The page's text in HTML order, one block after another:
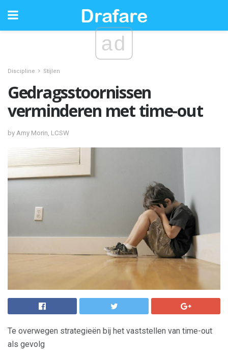
ad
Discipline Stijlen
Gedragsstoornissen
verminderen met time-out
by Amy Morin, LCSW
Te overwegen strategieën bij het vaststellen van time-out
als gevolg